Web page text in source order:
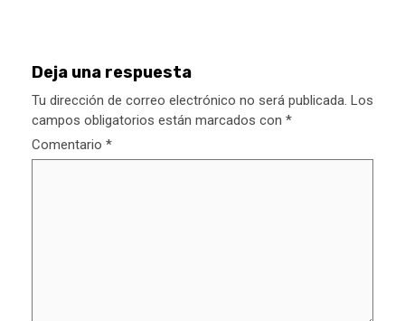
Deja una respuesta
Tu dirección de correo electrónico no será publicada. Los
campos obligatorios están marcados con *
Comentario *